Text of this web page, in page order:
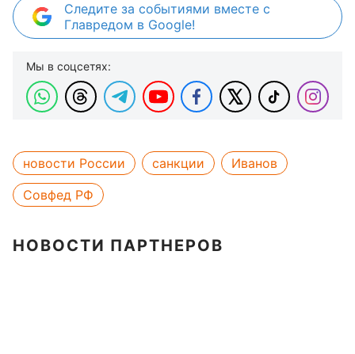
Следите за событиями вместе с
Главредом в Google!
Мы в соцсетях:
новости России санкции
Иванов
Совфед РФ
НОВОСТИ ПАРТНЕРОВ